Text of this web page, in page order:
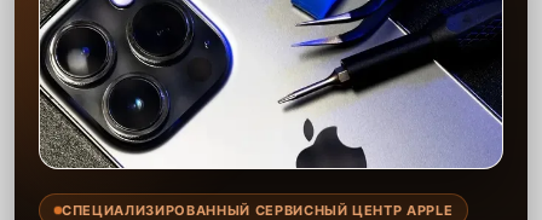
СПЕЦИАЛИЗИРОВАННЫЙ СЕРВИСНЫЙ ЦЕНТР APPLE